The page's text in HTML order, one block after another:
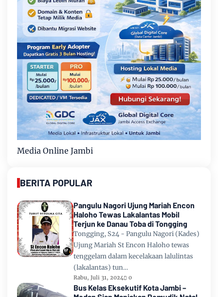
Media Online Jambi
BERITA POPULAR
Pangulu Nagori Ujung Mariah Encon
Haloho Tewas Lakalantas Mobil
Terjun ke Danau Toba di Tongging
Tongging, S24 - Pangulu Nagori (Kades)
Ujung Mariah St Encon Haloho tewas
tenggelam dalam kecelakaan lalulintas
(lakalantas) tun…
Rabu, Juli 31, 2024 0
Bus Kelas Eksekutif Kota Jambi –